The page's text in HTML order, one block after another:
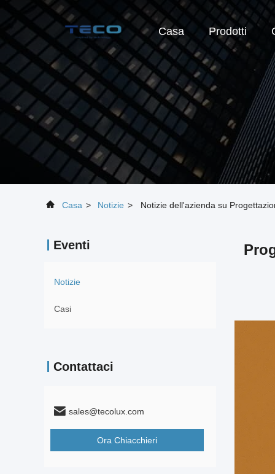
Casa Prodotti
Casa > Notizie > Notizie dell'azienda su
Eventi
Notizie
Casi
Contattaci
sales@tecolux.com
Ora Chiacchieri